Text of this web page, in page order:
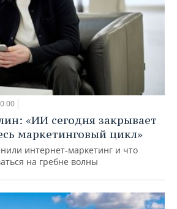
«ИИ сегодня закрывает
маркетинговый цикл»
интернет-маркетинг и что
на гребне волны